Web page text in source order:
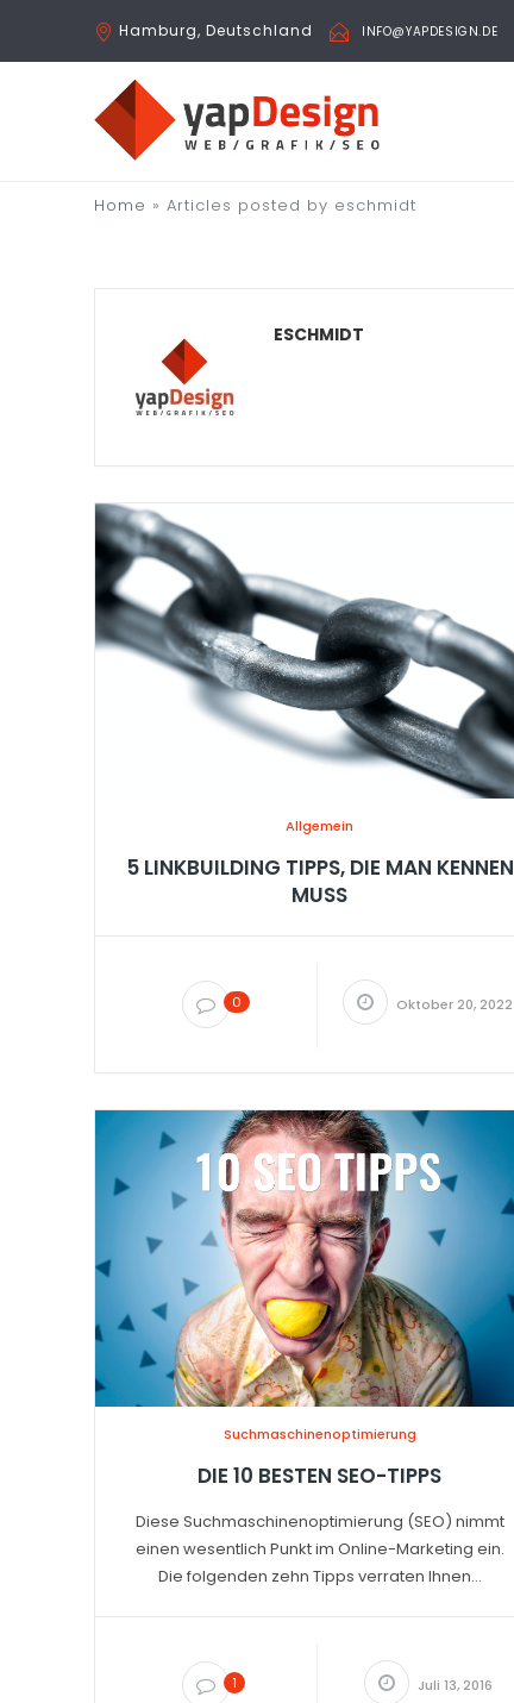
Hamburg, Deutschland INFO@YAPDESIGN.DE
Home » Articles posted by eschmidt
ESCHMIDT
Allgemein
5 LINKBUILDING TIPPS, DIE MAN KENNEN
MUSS
0 Oktober 20, 2022
Suchmaschinenoptimierung
DIE 10 BESTEN SEO-TIPPS
Diese Suchmaschinenoptimierung (SEO) nimmt
einen wesentlich Punkt im Online-Marketing ein.
Die folgenden zehn Tipps verraten Ihnen...
1 Juli 13, 2016